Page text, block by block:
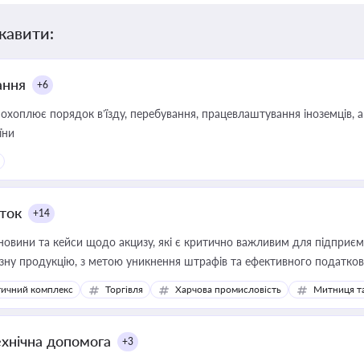
+6
порядок в’їзду, перебування, працевлаштування іноземців,
+14
та кейси щодо акцизу, які є критично важливим для
продукцію, з метою уникнення штрафів та ефективного
комплекс Торгівля Харчова промисловість Митниця
допомога +3